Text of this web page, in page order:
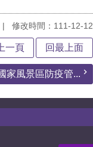
修改時間：111-12-12
一頁 回最上面
家風景區防疫管...